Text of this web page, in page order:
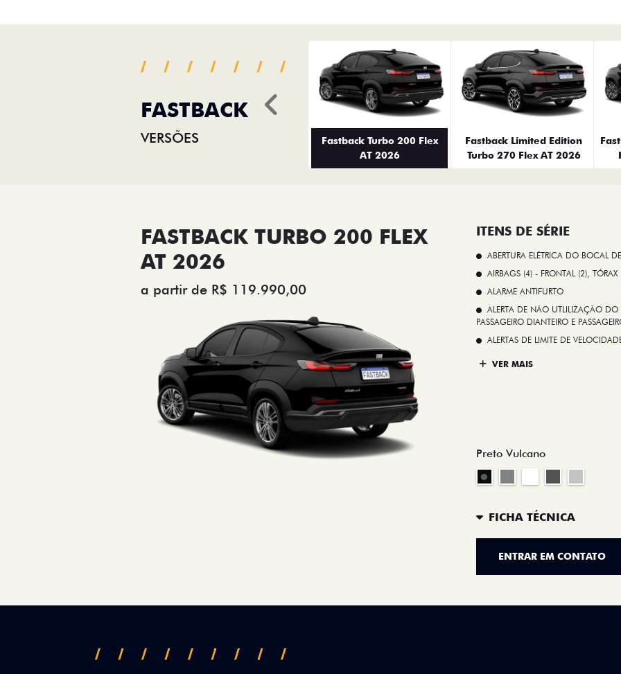
FASTBACK
VERSÕES
Fastback Turbo 200 Flex
AT 2026
Fastback Limited Edition
Turbo 270 Flex AT 2026
Anterior
FASTBACK TURBO 200 FLEX
AT 2026
a partir de R$ 119.990,00
ITENS DE SÉRIE
ABERTURA ELÉTRICA DO BOCAL
AIRBAGS (4) - FRONTAL (2),
ALARME ANTIFURTO
ALERTA DE NÃO UTLILIZAÇÃO
PASSAGEIRO DIANTEIRO E
ALERTAS DE LIMITE DE
VER MAIS
Preto Vulcano
FICHA TÉCNICA
ENTRAR EM CONTATO